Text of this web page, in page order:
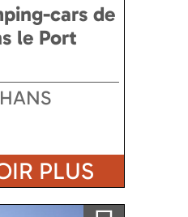
cars de
le Port
PLUS
Ajouter a ma sélection